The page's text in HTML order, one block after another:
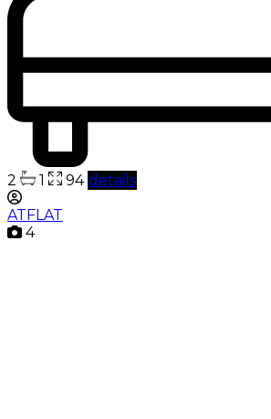
2 1 94 details
ATFLAT
4